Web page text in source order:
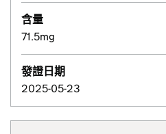
含量
71.5mg
發證日期
2025-05-23